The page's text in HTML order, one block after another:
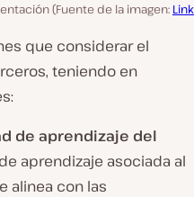
(Fuente de la imagen:
que considerar el
teniendo en
de aprendizaje del
aprendizaje asociada al
alinea con las